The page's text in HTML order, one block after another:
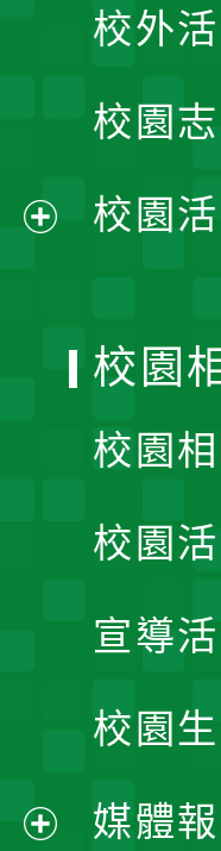
單
校外
校園
校園
校園
校園
校園
宣導
校園
媒體